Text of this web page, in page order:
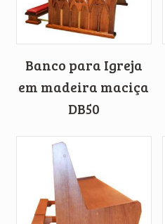
Banco para Igreja
em madeira maciça
DB50